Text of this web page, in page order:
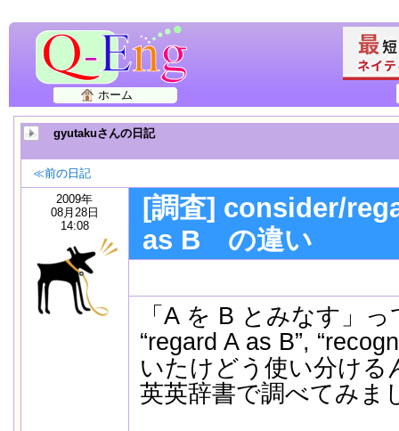
ホーム
gyutakuさんの日記
≪前の日記
2009年
08月28日
14:08
[調査] consider/
as B の違い
「A を B とみなす」
“regard A as B”,
いたけどう使い分ける
英英辞書で調べてみま